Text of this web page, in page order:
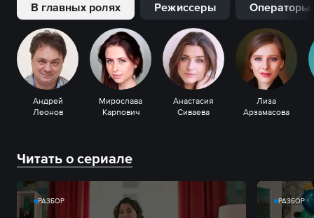
В главных ролях Режиссеры Операторы
Андрей
Леонов
Мирослава
Карпович
Анастасия
Сиваева
Лиза
Арзамасова
Читать о сериале
РАЗБОР РАЗБОР